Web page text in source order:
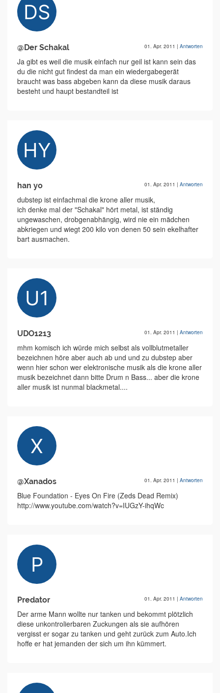
@Der Schakal 01. Apr. 2011 | Antworten
Ja gibt es weil die musik einfach nur geil ist kann sein das
du die nicht gut findest da man ein wiedergabegerät
braucht was bass abgeben kann da diese musik daraus
besteht und haupt bestandteil ist
han yo 01. Apr. 2011 | Antworten
dubstep ist einfachmal die krone aller musik,
ich denke mal der "Schakal" hört metal, ist ständig
ungewaschen, drobgenabhängig, wird nie ein mädchen
abkriegen und wiegt 200 kilo von denen 50 sein ekelhafter
bart ausmachen.
UDO1213 01. Apr. 2011 | Antworten
mhm komisch ich würde mich selbst als vollblutmetaller
bezeichnen höre aber auch ab und und zu dubstep aber
wenn hier schon wer elektronische musik als die krone aller
musik bezeichnet dann bitte Drum n Bass... aber die krone
aller musik ist nunmal blackmetal....
@Xanados 01. Apr. 2011 | Antworten
Blue Foundation - Eyes On Fire (Zeds Dead Remix)
http://www.youtube.com/watch?v=IUGzY-ihqWc
Predator 01. Apr. 2011 | Antworten
Der arme Mann wollte nur tanken und bekommt plötzlich
diese unkontrolierbaren Zuckungen als sie aufhören
vergisst er sogar zu tanken und geht zurück zum Auto.Ich
hoffe er hat jemanden der sich um ihn kümmert.